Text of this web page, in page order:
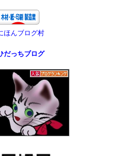
ほんブログ村
だっちブログ